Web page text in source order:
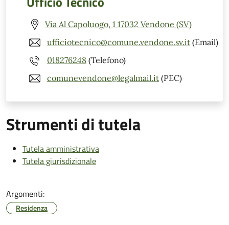
Via Al Capoluogo, 1 17032 Vendone (SV)
ufficiotecnico@comune.vendone.sv.it (Email)
018276248 (Telefono)
comunevendone@legalmail.it (PEC)
Strumenti di tutela
Tutela amministrativa
Tutela giurisdizionale
Argomenti:
Residenza